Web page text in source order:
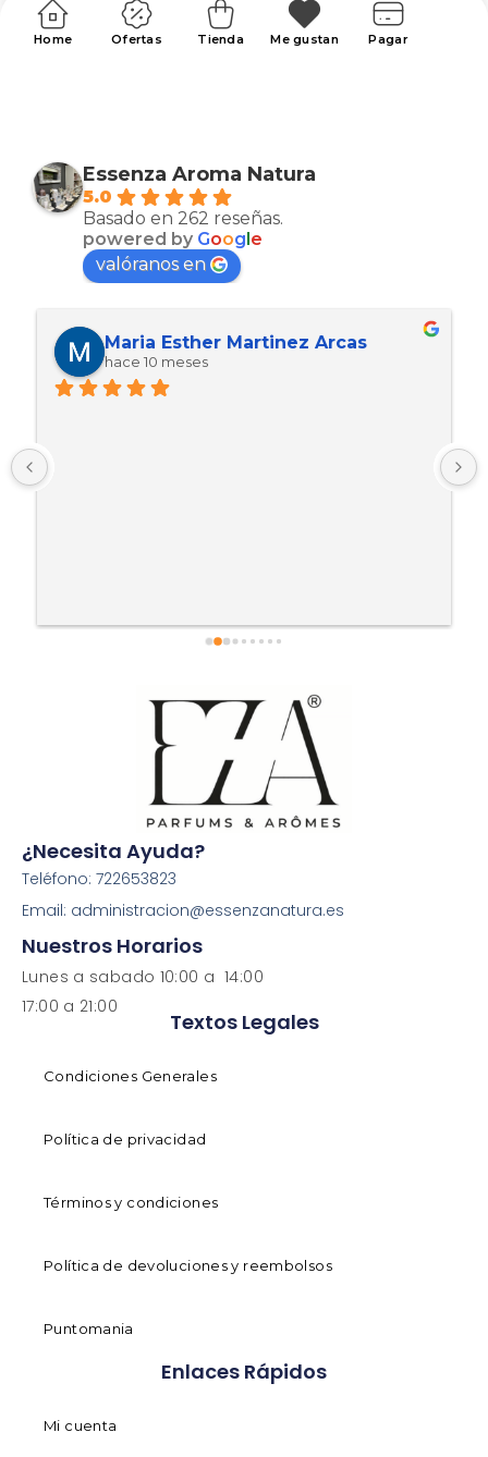
Home Ofertas Tienda Me gustan Pagar
Essenza Aroma Natura
5.0
Basado en 262 reseñas.
powered by Google
valóranos en
Maria Esther Martinez Arcas
hace 10 meses
¿Necesita Ayuda?
Teléfono: 722653823
Email: administracion@essenzanatura.es
Nuestros Horarios
Lunes a sabado 10:00 a 14:00
17:00 a 21:00
Textos Legales
Condiciones Generales
Política de privacidad
Términos y condiciones
Política de devoluciones y reembolsos
Puntomania
Enlaces Rápidos
Mi cuenta